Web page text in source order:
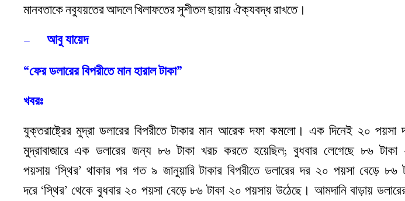
মানবতাকে নব্যুয়তের আদলে খিলাফতের সুশীতল ছায়ায় ঐক্যবদ্ধ রাখতে।
– আবু যায়েদ
“ফের ডলারের বিপরীতে মান হারাল টাকা”
খবরঃ
যুক্তরাষ্ট্রের মুদ্রা ডলারের বিপরীতে টাকার মান আরেক দফা কমলো। এক দিনেই ২০ পয়সা
মুদ্রাবাজারে এক ডলারের জন্য ৮৬ টাকা খরচ করতে হয়েছিল; বুধবার লেগেছে ৮৬
পয়সায় ‘স্থির’ থাকার পর গত ৯ জানুয়ারি টাকার বিপরীতে ডলারের দর ২০ পয়সা বেড়ে
দরে ‘স্থির’ থেকে বুধবার ২০ পয়সা বেড়ে ৮৬ টাকা ২০ পয়সায় উঠেছে। আমদানি বাড়ায় ডলারের